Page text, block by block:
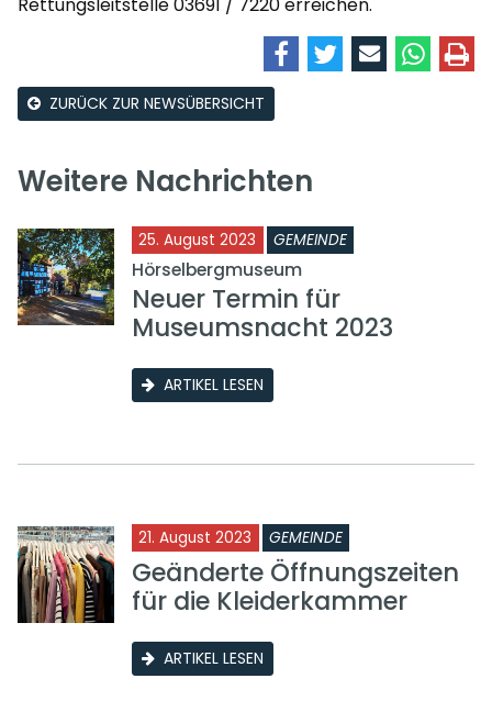
Rettungsleitstelle 03691 / 7220 erreichen.
ZURÜCK ZUR NEWSÜBERSICHT
Weitere Nachrichten
25. August 2023 GEMEINDE
Hörselbergmuseum
Neuer Termin für
Museumsnacht 2023
ARTIKEL LESEN
21. August 2023 GEMEINDE
Geänderte Öffnungszeiten
für die Kleiderkammer
ARTIKEL LESEN